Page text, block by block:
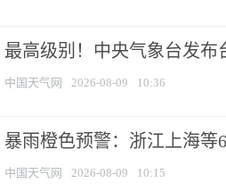
最高级别！中央气象台发布
中国天气网 2026-08-09 10:36
暴雨橙色预警：浙江上海等
中国天气网 2026-08-09 10:15